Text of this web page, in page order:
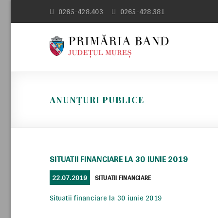
0265-428.403 0265-428.381
ANUNȚURI PUBLICE
SITUATII FINANCIARE LA 30 IUNIE 2019
POSTED
ON
22.07.2019 CATEGORIES
SITUATII FINANCIARE
Situatii financiare la 30 iunie 2019